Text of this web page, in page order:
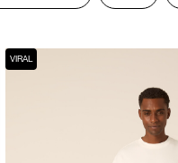
VIRAL